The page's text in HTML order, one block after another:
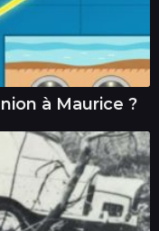
à Maurice ?